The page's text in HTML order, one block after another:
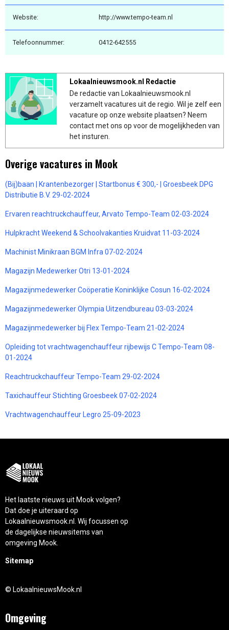
Website: http://www.tempo-team.nl
Telefoonnummer: 0412-642555
Lokaalnieuwsmook.nl Redactie
De redactie van Lokaalnieuwsmook.nl
verzamelt vacatures uit de regio. Wil je zelf een
vacature op onze website plaatsen? Neem
contact met ons op voor de mogelijkheden van
het insturen.
Overige vacatures in Mook
(Bij)baan | Krantenbezorger | Startbonus € 300,- | Groesbeek DPG
Distributie B.V. 29-02-2024
Ervaren reachtruckchauffeur, Arvato Tempo-Team 02-03-2024
Hulpkracht Weekend & Schoolvakanties Kruidvat 11-03-2024
Machinist Minikraan BGM Infra 07-02-2024
Magazijn Medewerker Otri 13-01-2024
Magazijnmedewerker Coöperatie Koninklijke Cosun 16-02-2024
Magazijnmedewerker Olympia Uitzendbureau 03-03-2024
Magazijnmedewerker bij Flex Tempo-Team 21-02-2024
Opleiding tot vrachtwagenchauffeur rijbewijs C Tempo-Team 08-
01-2024
Reachtruckchauffeur Tempo-Team 29-02-2024
Taxichauffeur Stichting Groesbeek 07-02-2024
Vrachtwagenchauffeur Legro 25-09-2023
Het laatste nieuws uit Mook volgen?
Dat doe je uiteraard op
Lokaalnieuwsmook.nl. Wij focussen op
de dagelijkse nieuwsitems van
omgeving Mook.
Sitemap
© LokaalnieuwsMook.nl
Omgeving